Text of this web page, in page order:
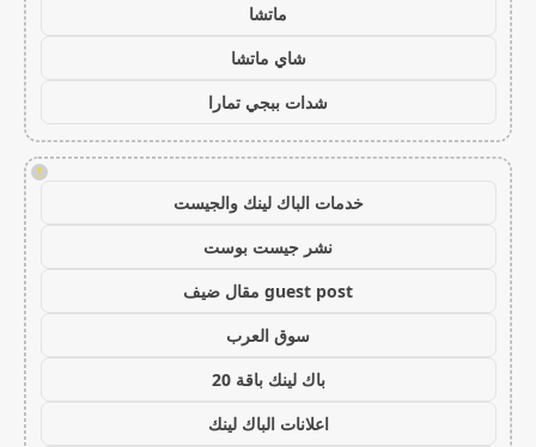
ماتشا
شاي ماتشا
شدات ببجي تمارا
!
خدمات الباك لينك والجيست
نشر جيست بوست
guest post مقال ضيف
سوق العرب
باك لينك باقة 20
اعلانات الباك لينك